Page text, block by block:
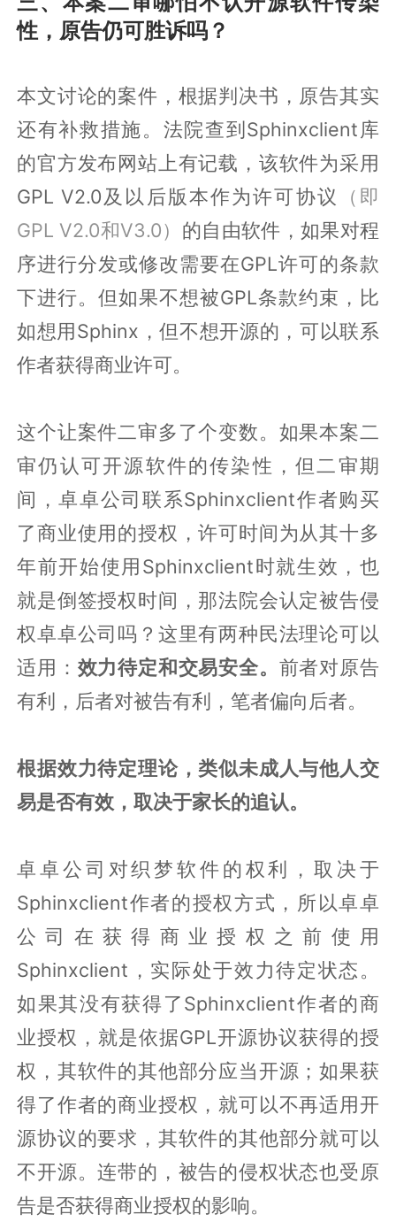
性，原告仍可胜诉吗？
本文讨论的案件，根据判决书，原告其实
还有补救措施。法院查到Sphinxclient库
的官方发布网站上有记载，该软件为采用
GPL V2.0及以后版本作为许可协议
（即
GPL V2.0和V3.0） 的自由软件，如果对程
序进行分发或修改需要在GPL许可的条款
下进行。但如果不想被GPL条款约束，比
如想用Sphinx，但不想开源的，可以联系
作者获得商业许可。
这个让案件二审多了个变数。如果本案二
审仍认可开源软件的传染性，但二审期
间，卓卓公司联系Sphinxclient作者购买
了商业使用的授权，许可时间为从其十多
年前开始使用Sphinxclient时就生效，也
就是倒签授权时间，那法院会认定被告侵
权卓卓公司吗？这里有两种民法理论可以
适用： 效力待定和交易安全。 前者对原告
有利，后者对被告有利，笔者偏向后者。
根据效力待定理论，类似未成人与他人交
易是否有效，取决于家长的追认。
卓卓公司对织梦软件的权利，取决于
Sphinxclient作者的授权方式，所以卓卓
公司在获得商业授权之前使用
Sphinxclient，实际处于效力待定状态。
如果其没有获得了Sphinxclient作者的商
业授权，就是依据GPL开源协议获得的授
权，其软件的其他部分应当开源；如果获
得了作者的商业授权，就可以不再适用开
源协议的要求，其软件的其他部分就可以
不开源。连带的，被告的侵权状态也受原
告是否获得商业授权的影响。